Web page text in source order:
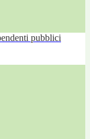
pubblici